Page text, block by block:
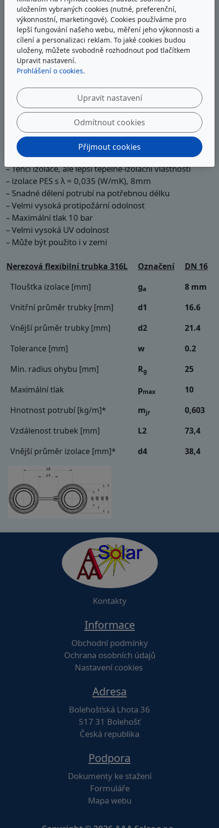
s izolací PES (polyester) a kabelem pro snímač teploty
kolektorů. Jednoduché propojení solárních kolektorů a
dalších prvků solární soustavy. Snadná a rychlá
montáž, díky možnému tvarování. Není potřeba žádné
speciální nářadí. Vše potřebné pro ukončení vlnovcové
trubky najdete v oddělení příslušenství k potrubí.
– Trubka z nerezové oceli 316L
– Certifikováno pro vysokoteplotní potrubí pro
přepravu kapalin
– Součástí potrubí je vodič pro teplotní čidlo 2×0,5mm
– Maximální pracovní teplota je 200˚C ( EPDM Izolace
160°C)
– Tenčí izolace, ale lepší tepelně-izolační vlastnosti
– izolace PES s λ = 0,035 (W/mK), 8mm
– Snadné dělení potrubí na potřebnou délku
– Velmi vysoká protipožární odolnost
– Maximální tlak 10 bar
– Velmi vysoká UV odolnost
– Může být použito i v zemi
Nerezová flexibilní trubka 316L Označení
DN 16
Tloušťka izolace [mm]
ga
8 mm
Vnitřní průměr trubky [mm]
d1
16.6
Vnější průměr trubky [mm]
d2
21.4
Tolerance [mm]
w
0.2
Min. radius ohybu [mm]
Rg
25
Maximální tlak
pmax
10
Hnotnost potrubí [kg/m]*
mjr
0,603
Vzdálenost trubek [mm]
L2
73,4
Vnější průměr izolace [mm]*
d4 38,4
Kontakty
Informace
Obchodní podmínky
Ochrana osobních údajů
Nastavení cookies
Adresa
Bolehošťská Lhota 36
517 31 Bolehošť
Česká republika
Podpora
Dokumenty ke stažení
Formuláře
Mapa webu
uložením vybraných cookies (nutné, preferenční,
výkonnostní, marketingové). Cookies používáme pro
lepší fungování našeho webu, měření jeho výkonnosti a
cílení a personalizaci reklam. To jaké cookies budou
uloženy, můžete svobodně rozhodnout pod tlačítkem
Upravit nastavení.
Prohlášení o cookies.
Upravit nastavení
Odmítnout cookies
Přijmout cookies